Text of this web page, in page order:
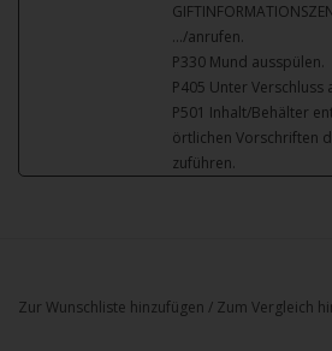
…/anrufen.
P330 Mund ausspülen.
P405 Unter Verschluss
P501 Inhalt/Behälter
örtlichen Vorschriften
zuführen.
Zur Wunschliste hinzufügen / Zum Vergleich